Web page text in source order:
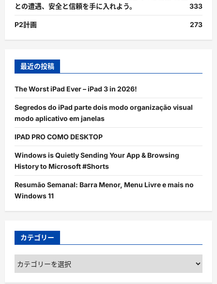
との遭遇、安全と信頼を手に入れよう。
333
P2計画 273
最近の投稿
The Worst iPad Ever – iPad 3 in 2026!
Segredos do iPad parte dois modo organização visual
modo aplicativo em janelas
IPAD PRO COMO DESKTOP
Windows is Quietly Sending Your App & Browsing
History to Microsoft #Shorts
Resumão Semanal: Barra Menor, Menu Livre e mais no
Windows 11
カテゴリー
カ
テ
ゴ